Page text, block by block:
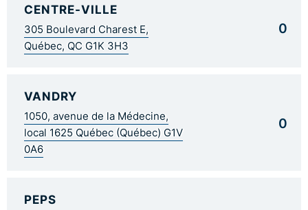
CENTRE-VILLE
305 Boulevard Charest E,
Québec, QC G1K 3H3
0
VANDRY
1050, avenue de la Médecine,
local 1625 Québec (Québec) G1V
0A6
0
PEPS